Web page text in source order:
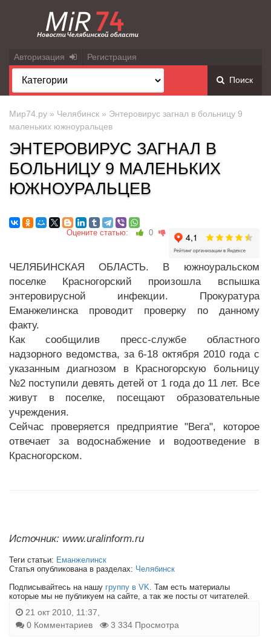
Авторизация Регистрация
Поиск
Мир74.ру » Челябинск » Энтеровирус загнал в больницу 9
маленьких южноуральцев
ЭНТЕРОВИРУС ЗАГНАЛ В
БОЛЬНИЦУ 9 МАЛЕНЬКИХ
ЮЖНОУРАЛЬЦЕВ
Оцените статью: 0
ЧЕЛЯБИНСКАЯ ОБЛАСТЬ. В южноуральском
поселке Красногорский произошла вспышка
энтеровирусной инфекции. Прокуратура
Еманжелинска проводит проверку по данному
факту.
Как сообщилив пресс-службе областного
надзорного ведомства, за 6-18 октября 2010 года с
указанным диагнозом в Красногорскую больницу
№2 поступили девять детей от 1 года до 11 лет. Все
живут в поселке, посещают образовательные
учреждения.
Сейчас проверяется предприятие "Вега", которое
отвечает за водоснабжение и водоотведение в
Красногорском.
Источник: www.uralinform.ru
Теги статьи: Еманжелинск
Статья опубликована в разделах: Челябинск
Подписывайтесь на нашу группу в VK. Там есть материалы
которые мы не публикуем на сайте, а так же посты от читателей.
21 окт 2010, 11:37,
0 Комментариев
3 334 Просмотра